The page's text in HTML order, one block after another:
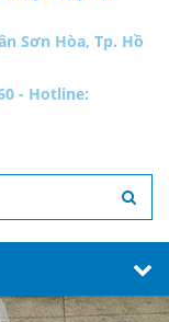
Sơn Hòa, Tp. Hồ
- Hotline: